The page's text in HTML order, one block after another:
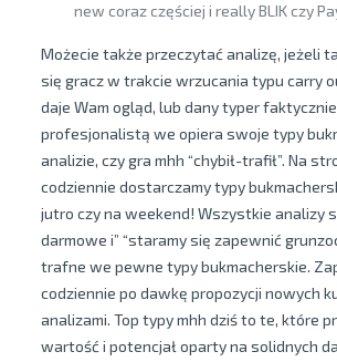
new coraz częściej i really BLIK czy
Możecie także przeczytać analizę, jeżeli
się gracz w trakcie wrzucania typu carry
daje Wam ogląd, lub dany typer
profesjonalistą we opiera swoje typy
analizie, czy gra mhh “chybił-trafił”. Na
codziennie dostarczamy typy
jutro czy na weekend! Wszystkie analizy
darmowe i” “staramy się zapewnić
trafne we pewne typy bukmacherskie.
codziennie po dawkę propozycji nowych
analizami. Top typy mhh dziś to te, które
wartość i potencjał oparty na solidnych